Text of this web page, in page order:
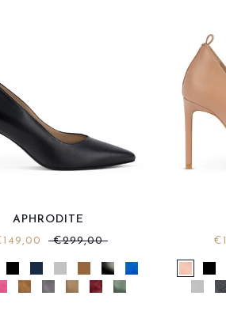
APHRODITE
€299,00
AphroditeAphroditeAphrodite
AphroditeAphroditeAphrodite
Aphrodite
AphroditeAphrodite